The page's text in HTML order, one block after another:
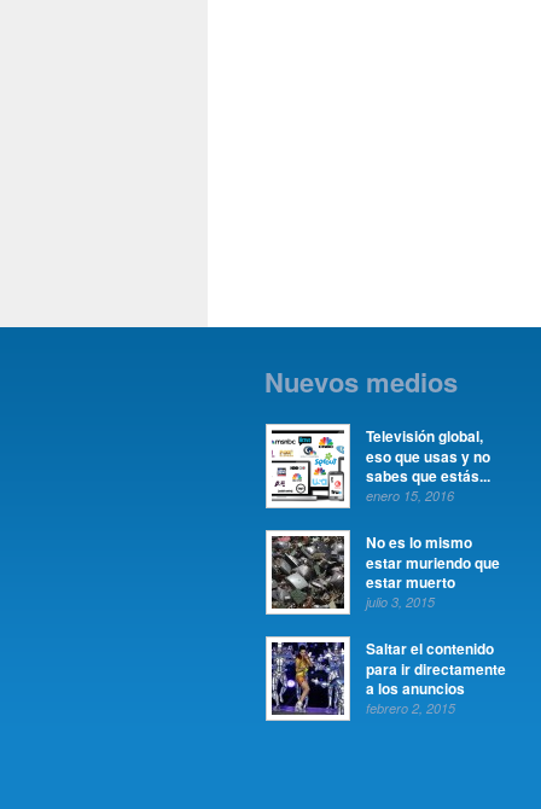
Nuevos medios
Televisión global,
eso que usas y no
sabes que estás...
enero 15, 2016
No es lo mismo
estar muriendo que
estar muerto
julio 3, 2015
Saltar el contenido
para ir directamente
a los anuncios
febrero 2, 2015